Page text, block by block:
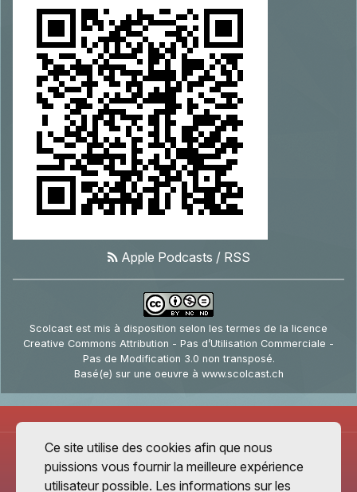
Apple Podcasts / RSS
Scolcast est mis à disposition selon les termes de la licence
Creative Commons Attribution - Pas d’Utilisation Commerciale -
Pas de Modification 3.0 non transposé.
Basé(e) sur une oeuvre à www.scolcast.ch
Ce site utilise des cookies afin que nous
puissions vous fournir la meilleure expérience
utilisateur possible. Les informations sur les